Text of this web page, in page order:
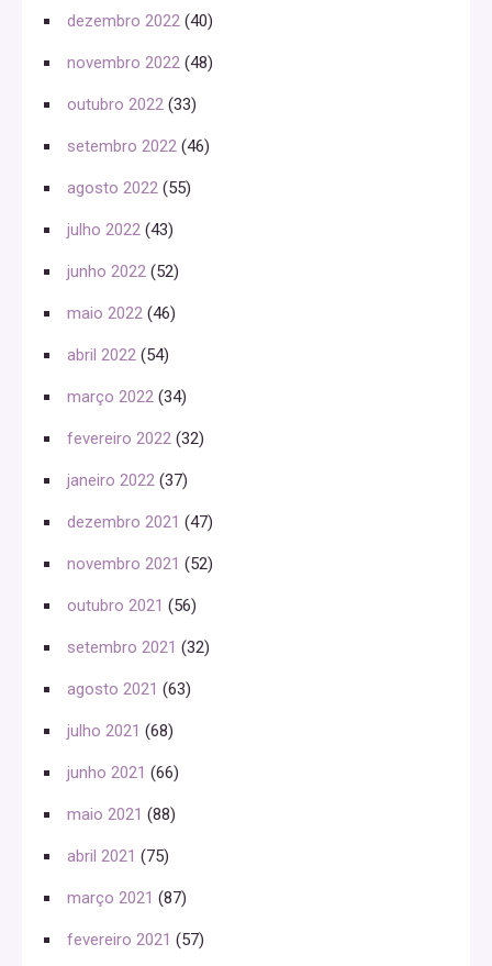
dezembro 2022 (40)
novembro 2022 (48)
outubro 2022 (33)
setembro 2022 (46)
agosto 2022 (55)
julho 2022 (43)
junho 2022 (52)
maio 2022 (46)
abril 2022 (54)
março 2022 (34)
fevereiro 2022 (32)
janeiro 2022 (37)
dezembro 2021 (47)
novembro 2021 (52)
outubro 2021 (56)
setembro 2021 (32)
agosto 2021 (63)
julho 2021 (68)
junho 2021 (66)
maio 2021 (88)
abril 2021 (75)
março 2021 (87)
fevereiro 2021 (57)